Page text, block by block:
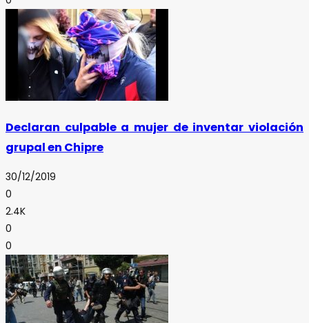
Declaran culpable a mujer de inventar violación
grupal en Chipre
30/12/2019
0
2.4K
0
0